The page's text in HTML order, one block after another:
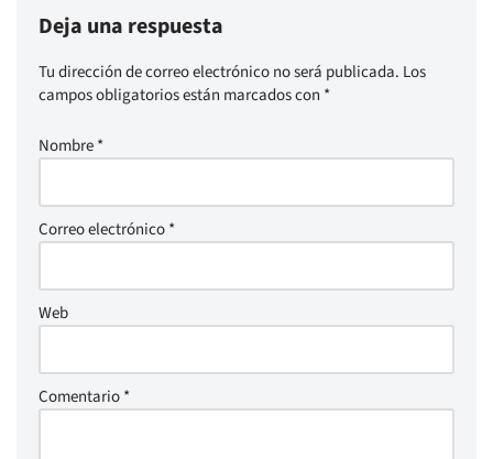
Deja una respuesta
Tu dirección de correo electrónico no será publicada. Los
campos obligatorios están marcados con *
Nombre*
Correo electrónico*
Web
Comentario*